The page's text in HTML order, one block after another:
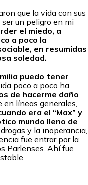
que la vida con sus
un peligro en mi
el miedo, a
a poco la
en resumidas
soledad.
puedo tener
poco a poco ha
de hacerme daño
líneas generales,
era el “Max” y
mundo lleno de
y la inoperancia,
fue entrar por la
Parlenses. Ahí fue